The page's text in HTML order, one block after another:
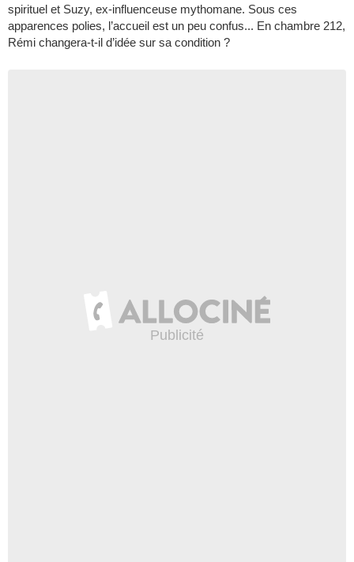
spirituel et Suzy, ex-influenceuse mythomane. Sous ces
apparences polies, l’accueil est un peu confus... En chambre 212,
Rémi changera-t-il d’idée sur sa condition ?